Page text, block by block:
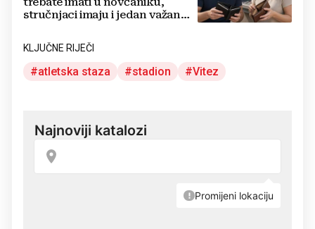
stručnjaci imaju i jedan važan
KLJUČNE RIJEČI
atletska staza stadion Vitez